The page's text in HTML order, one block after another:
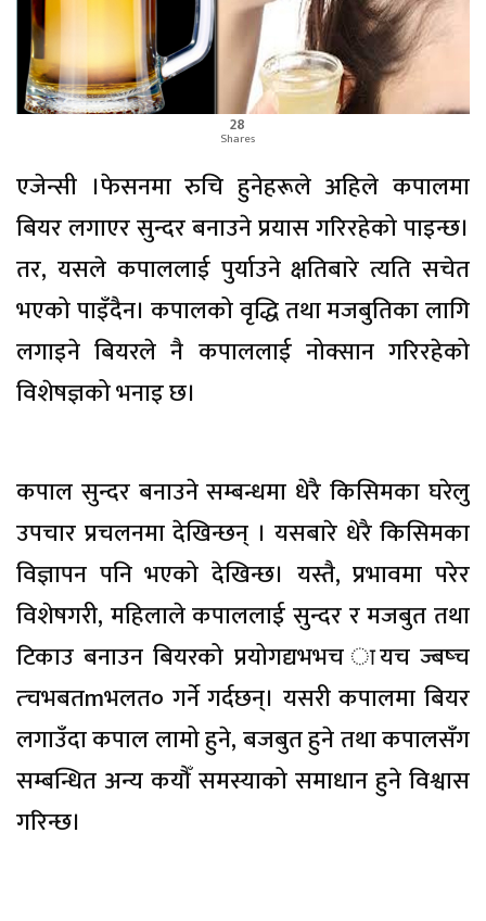
28
Shares
एजेन्सी ।फेसनमा रुचि हुनेहरूले अहिले कपालमा
बियर लगाएर सुन्दर बनाउने प्रयास गरिरहेको पाइन्छ।
तर, यसले कपाललाई पुर्याउने क्षतिबारे त्यति सचेत
भएको पाइँदैन। कपालको वृद्धि तथा मजबुतिका लागि
लगाइने बियरले नै कपाललाई नोक्सान गरिरहेको
विशेषज्ञको भनाइ छ।
कपाल सुन्दर बनाउने सम्बन्धमा धेरै किसिमका घरेलु
उपचार प्रचलनमा देखिन्छन् । यसबारे धेरै किसिमका
विज्ञापन पनि भएको देखिन्छ। यस्तै, प्रभावमा परेर
विशेषगरी, महिलाले कपाललाई सुन्दर र मजबुत तथा
टिकाउ बनाउन बियरको प्रयोगद्यभभच ायच ज्बष्च
त्चभबतmभलत० गर्ने गर्दछन्। यसरी कपालमा बियर
लगाउँदा कपाल लामो हुने, बजबुत हुने तथा कपालसँग
सम्बन्धित अन्य कयौँ समस्याको समाधान हुने विश्वास
गरिन्छ।